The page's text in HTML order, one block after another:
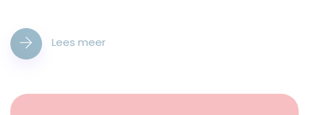
Lees meer